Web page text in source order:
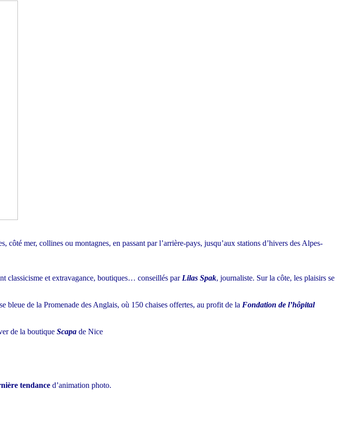
côté mer, collines ou montagnes, en passant par l’arrière-pays, jusqu’aux stations d’hivers des Alpes-
classicisme et extravagance, boutiques… conseillés par Lilas Spak, journaliste. Sur la côte, les plaisirs se
bleue de la Promenade des Anglais, où 150 chaises offertes, au profit de la Fondation de l’hôpital
de la boutique Scapa de Nice
tendance d’animation photo.